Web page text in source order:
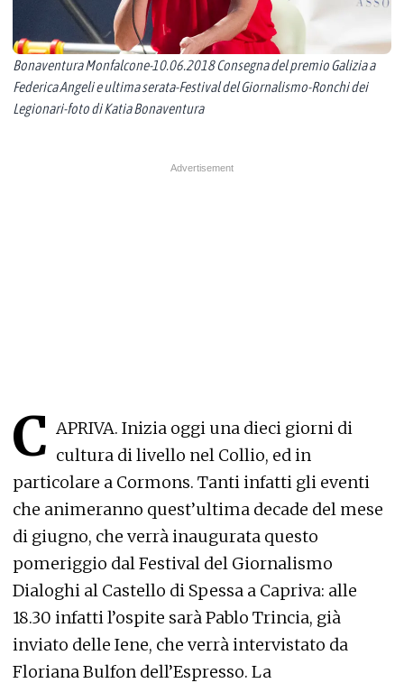
Bonaventura Monfalcone-10.06.2018 Consegna del premio Galizia a
Federica Angeli e ultima serata-Festival del Giornalismo-Ronchi dei
Legionari-foto di Katia Bonaventura
C APRIVA. Inizia oggi una dieci giorni di
cultura di livello nel Collio, ed in
particolare a Cormons. Tanti infatti gli eventi
che animeranno quest’ultima decade del mese
di giugno, che verrà inaugurata questo
pomeriggio dal Festival del Giornalismo
Dialoghi al Castello di Spessa a Capriva: alle
18.30 infatti l’ospite sarà Pablo Trincia, già
inviato delle Iene, che verrà intervistato da
Floriana Bulfon dell’Espresso. La